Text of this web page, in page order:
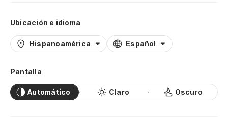
Ubicación e idioma
Hispanoamérica Español
Pantalla
Automático Claro Oscuro